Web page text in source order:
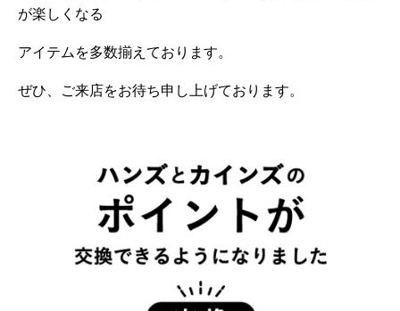
が楽しくなる
アイテムを多数揃えております。
ぜひ、ご来店をお待ち申し上げております。